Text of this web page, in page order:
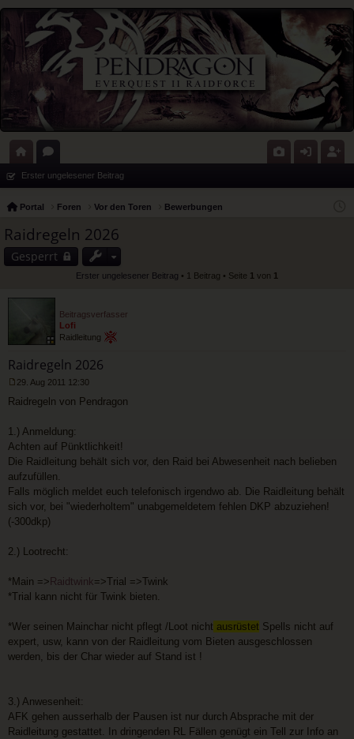
ort or
Erster ungelesener Beitrag
Portal Foren Vor den Toren Bewerbungen
Raidregeln 2026
Gesperrt
Erster ungelesener Beitrag • 1 Beitrag • Seite 1 von 1
Beitragsverfasser
Lofi
Raidleitung
Raidregeln 2026
n
l
e
e
n
e
B
e
t
r
g
29. Aug 2011 12:30
Raidregeln von Pendragon
1.) Anmeldung:
Achten auf Pünktlichkeit!
Die Raidleitung behält sich vor, den Raid bei Abwesenheit nach belieben
aufzufüllen.
Falls möglich meldet euch telefonisch irgendwo ab. Die Raidleitung behält
sich vor, bei "wiederholtem" unabgemeldetem fehlen DKP abzuziehen!
(-300dkp)
2.) Lootrecht:
*Main => Raidtwink=>Trial =>Twink
*Trial kann nicht für Twink bieten.
*Wer seinen Mainchar nicht pflegt /Loot nicht ausrüstet Spells nicht auf
expert, usw, kann von der Raidleitung vom Bieten ausgeschlossen
werden, bis der Char wieder auf Stand ist !
3.) Anwesenheit:
AFK gehen ausserhalb der Pausen ist nur durch Absprache mit der
Raidleitung gestattet. In dringenden RL Fällen genügt ein Tell zur Info an